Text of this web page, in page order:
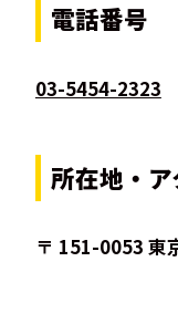
電話番号
03-5454-2323
所在地・
〒 151-0053 東